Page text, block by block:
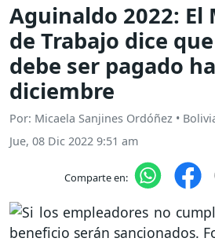
Aguinaldo 2022:
de Trabajo dice
debe ser pagado
diciembre
Por: Micaela Sanjines Ordóñez •
Jue, 08 Dic 2022 9:51 am
Comparte en: